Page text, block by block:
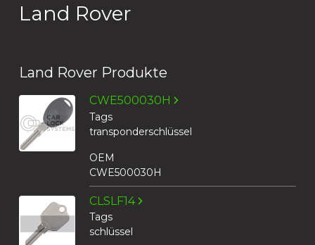
Land Rover
Land Rover Produkte
CWE500030H
Tags
transponderschlüssel
OEM
CWE500030H
CLSLF14
Tags
schlüssel